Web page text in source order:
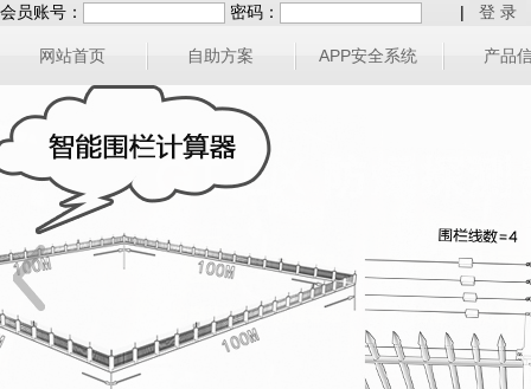
会员账号： 密码： |
网站首页 自助方案 APP安全系统 产品